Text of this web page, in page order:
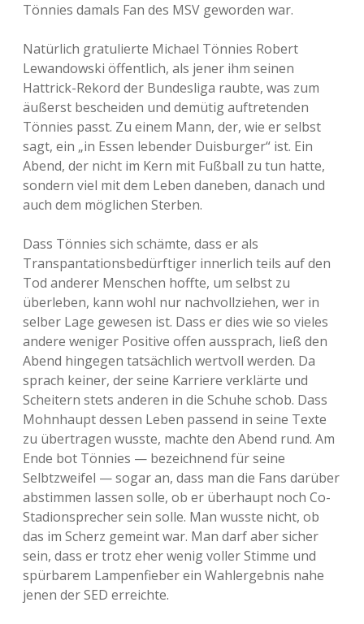
Tönnies damals Fan des MSV geworden war.
Natürlich gratulierte Michael Tönnies Robert
Lewandowski öffentlich, als jener ihm seinen
Hattrick-Rekord der Bundesliga raubte, was zum
äußerst bescheiden und demütig auftretenden
Tönnies passt. Zu einem Mann, der, wie er selbst
sagt, ein „in Essen lebender Duisburger“ ist. Ein
Abend, der nicht im Kern mit Fußball zu tun hatte,
sondern viel mit dem Leben daneben, danach und
auch dem möglichen Sterben.
Dass Tönnies sich schämte, dass er als
Transpantationsbedürftiger innerlich teils auf den
Tod anderer Menschen hoffte, um selbst zu
überleben, kann wohl nur nachvollziehen, wer in
selber Lage gewesen ist. Dass er dies wie so vieles
andere weniger Positive offen aussprach, ließ den
Abend hingegen tatsächlich wertvoll werden. Da
sprach keiner, der seine Karriere verklärte und
Scheitern stets anderen in die Schuhe schob. Dass
Mohnhaupt dessen Leben passend in seine Texte
zu übertragen wusste, machte den Abend rund. Am
Ende bot Tönnies — bezeichnend für seine
Selbtzweifel — sogar an, dass man die Fans darüber
abstimmen lassen solle, ob er überhaupt noch Co-
Stadionsprecher sein solle. Man wusste nicht, ob
das im Scherz gemeint war. Man darf aber sicher
sein, dass er trotz eher wenig voller Stimme und
spürbarem Lampenfieber ein Wahlergebnis nahe
jenen der SED erreichte.